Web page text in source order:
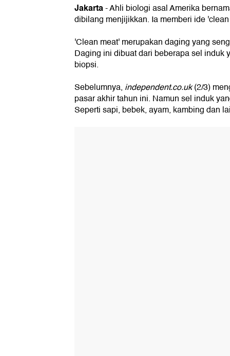
Jakarta- Ahli biologi asal Amerika
dibilang menjijikkan. Ia memberi ide
'Clean meat' merupakan daging yang
Daging ini dibuat dari beberapa sel
biopsi.
Sebelumnya, independent.co.uk(2/3)
pasar akhir tahun ini. Namun sel induk
Seperti sapi, bebek, ayam, kambing dan